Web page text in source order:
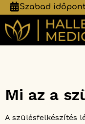
Szabad
Mi az a
A szülésfelkészítés